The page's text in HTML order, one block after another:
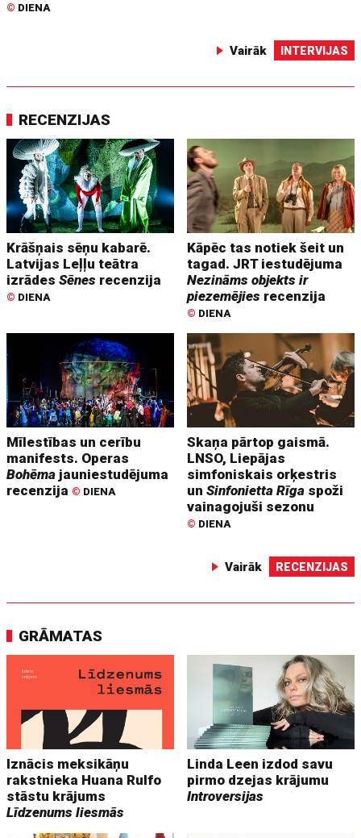
© DIENA
Vairāk INTERVIJAS
RECENZIJAS
Krāšņais sēņu kabarē.
Latvijas Leļļu teātra
izrādesSēnes recenzija
© DIENA
Kāpēc tas notiek šeit un
tagad. JRT iestudējuma
Nezināms objekts ir
piezemējies recenzija
© DIENA
Mīlestības un cerību
manifests. Operas
Bohēma jauniestudējuma
recenzija © DIENA
Skaņa pārtop gaismā.
LNSO, Liepājas
simfoniskais orķestris
unSinfonietta Rīga spoži
vainagojuši sezonu
© DIENA
Vairāk RECENZIJAS
GRĀMATAS
Iznācis meksikāņu
rakstnieka Huana Rulfo
stāstu krājums
Līdzenums liesmās
Linda Leen izdod savu
pirmo dzejas krājumu
Introversijas